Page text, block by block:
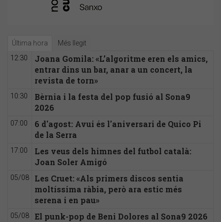
Última hora Més llegit
12:30
Joana Gomila: «L’algoritme eren els amics,
entrar dins un bar, anar a un concert, la
revista de torn»
10:30
Bèrnia i la festa del pop fusió al Sona9
2026
07:00
6 d'agost: Avui és l'aniversari de Quico Pi
de la Serra
17:00
Les veus dels himnes del futbol català:
Joan Soler Amigó
05/08
Les Cruet: «Als primers discos sentia
moltíssima ràbia, però ara estic més
serena i en pau»
05/08 El punk-pop de Beni Dolores al Sona9 2026